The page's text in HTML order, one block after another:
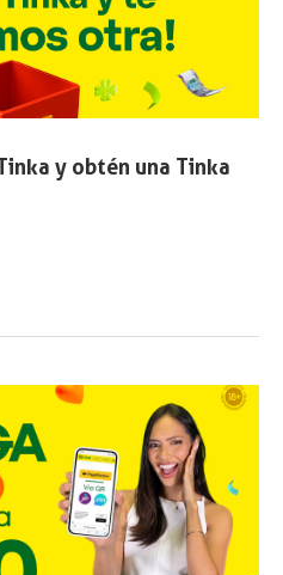
y obtén una Tinka